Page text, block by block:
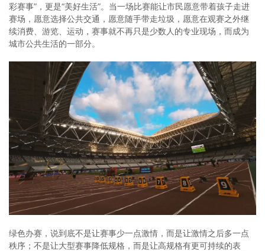
彩赛事”，更是“美好生活”。当一场比赛能让市民愿意带着孩子走进
赛场，愿意选择公共交通，愿意随手带走垃圾，愿意在观赛之外继
续消费、游览、运动，赛事就不再只是少数人的专业现场，而成为
城市公共生活的一部分。
绿色办赛，说到底不是让赛事少一点激情，而是让激情之后多一点
秩序；不是让大型赛事降低规格，而是让高规格有更可持续的表